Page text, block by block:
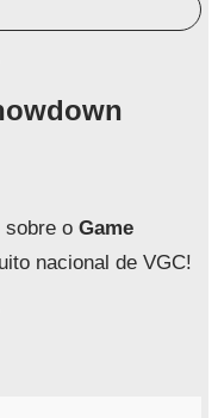
sobre o Game
nacional de VGC!